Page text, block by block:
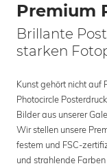
Premium
Brillante
starken
Kunst gehört nicht auf
Photocircle
Bilder aus unserer
Wir stellen unsere
festem und FSC-
und strahlende